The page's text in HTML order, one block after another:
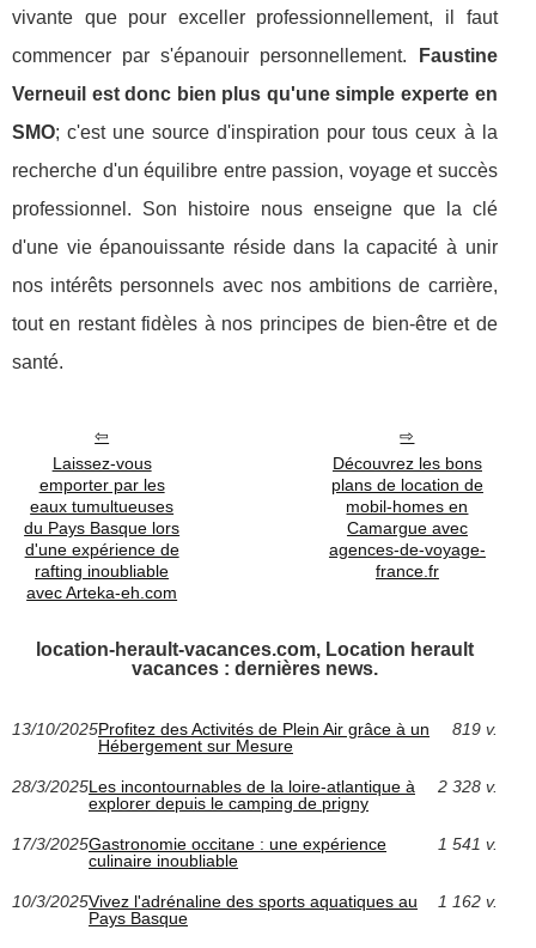
vivante que pour exceller professionnellement, il faut
commencer par s'épanouir personnellement.
Faustine
Verneuil est donc bien plus qu'une simple experte en
SMO; c'est une source d'inspiration pour tous ceux à la
recherche d'un équilibre entre passion, voyage et succès
professionnel. Son histoire nous enseigne que la clé
d'une vie épanouissante réside dans la capacité à unir
nos intérêts personnels avec nos ambitions de carrière,
tout en restant fidèles à nos principes de bien-être et de
santé.
Laissez-vous
emporter par les
eaux tumultueuses
du Pays Basque lors
d'une expérience de
rafting inoubliable
avec Arteka-eh.com
Découvrez les bons
plans de location de
mobil-homes en
Camargue avec
agences-de-voyage-
france.fr
location-herault-vacances.com, Location herault
vacances : dernières news.
13/10/2025Profitez des Activités de Plein Air grâce à un
Hébergement sur Mesure
819 v.
28/3/2025Les incontournables de la loire-atlantique à
explorer depuis le camping de prigny
2 328 v.
17/3/2025Gastronomie occitane : une expérience
culinaire inoubliable
1 541 v.
10/3/2025Vivez l'adrénaline des sports aquatiques au
Pays Basque
1 162 v.